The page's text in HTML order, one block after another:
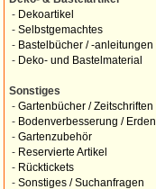
- Dekoartikel
- Selbstgemachtes
- Bastelbücher / -anleitungen
- Deko- und Bastelmaterial
Sonstiges
- Gartenbücher / Zeitschriften
- Bodenverbesserung / Erden
- Gartenzubehör
- Reservierte Artikel
- Rücktickets
- Sonstiges / Suchanfragen